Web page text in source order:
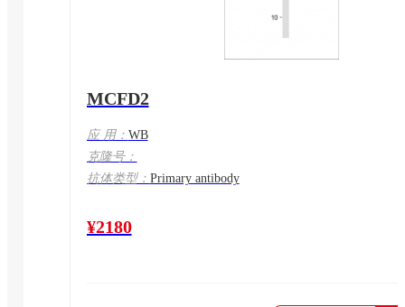
MCFD2
应 用： WB
克隆号：
抗体类型： Primary antibody
¥2180